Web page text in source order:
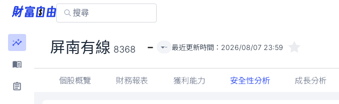
屏南有線 8368 - - 最近更新時間： 2026/08/07 23:59
個股概覽 財務報表 獲利能力 安全性分析 成長分析